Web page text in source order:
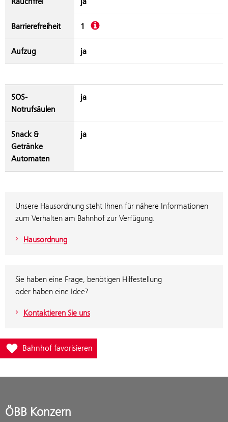
Barrierefreiheit 1 Beschreibung
Aufzug ja
SOS-
Notrufsäulen
ja
Snack &
Getränke
Automaten
ja
Unsere Hausordnung steht Ihnen für nähere Informationen
zum Verhalten am Bahnhof zur Verfügung.
Hausordnung
Sie haben eine Frage, benötigen Hilfestellung
oder haben eine Idee?
Kontaktieren Sie uns
Füge Bahnhof Salzburg Sam zur Favoritenliste hinzu
Bahnhof favorisieren
ÖBB Konzern